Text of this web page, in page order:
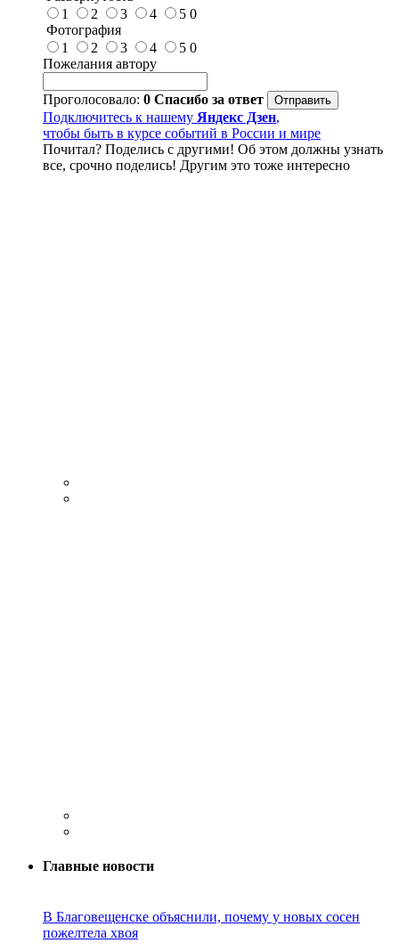
1
2 3 4 5 0
Фотография
1
2 3 4 5 0
Пожелания автору
Проголосовало: 0 Спасибо за ответ
Подключитесь к нашему Яндекс Дзен,
чтобы быть в курсе событий в России и мире
Почитал? Поделись с другими! Об этом должны узнать
все, срочно поделись! Другим это тоже интересно
Главные новости
В Благовещенске объяснили, почему у новых сосен
пожелтела хвоя